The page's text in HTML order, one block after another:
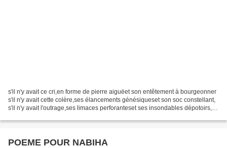
s'il n'y avait ce cri,en forme de pierre aiguëet son entêtement à bourgeonner
s'il n'y avait cette colère,ses élancements génésiqueset son soc constellant,
s'il n'y avait l'outrage,ses limaces perforanteset ses insondables dépotoirs,
POEME POUR NABIHA